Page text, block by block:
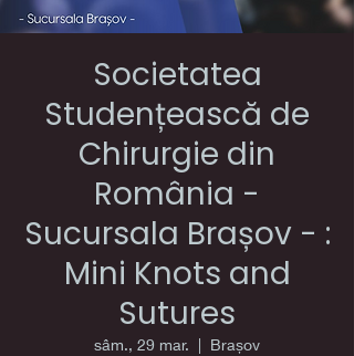
Societatea
Studențească de
Chirurgie din
România -
Sucursala Brașov - :
Mini Knots and
Sutures
sâm., 29 mar. Brașov